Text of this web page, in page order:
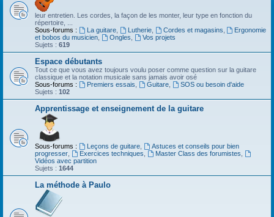
leur entretien. Les cordes, la façon de les monter, leur type en fonction du
répertoire, ...
Sous-forums :
La guitare, Lutherie, Cordes et magasins
Ergonomie
et bobos du musicien
Ongles
Vos projets
Sujets : 619
Espace débutants
Tout ce que vous avez toujours voulu poser comme question sur la guitare
classique et la notation musicale sans jamais avoir osé
Sous-forums :
Premiers essais Guitare,
SOS ou besoin d'aide
Sujets : 102
Apprentissage et enseignement de la guitare
Sous-forums : Leçons de guitare,
Astuces et conseils pour bien
progresser
Exercices techniques Master Class des forumistes
Vidéos avec partition
Sujets : 1644
La méthode à Paulo